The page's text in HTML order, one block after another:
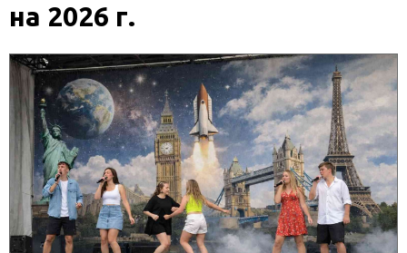
на 2026 г.